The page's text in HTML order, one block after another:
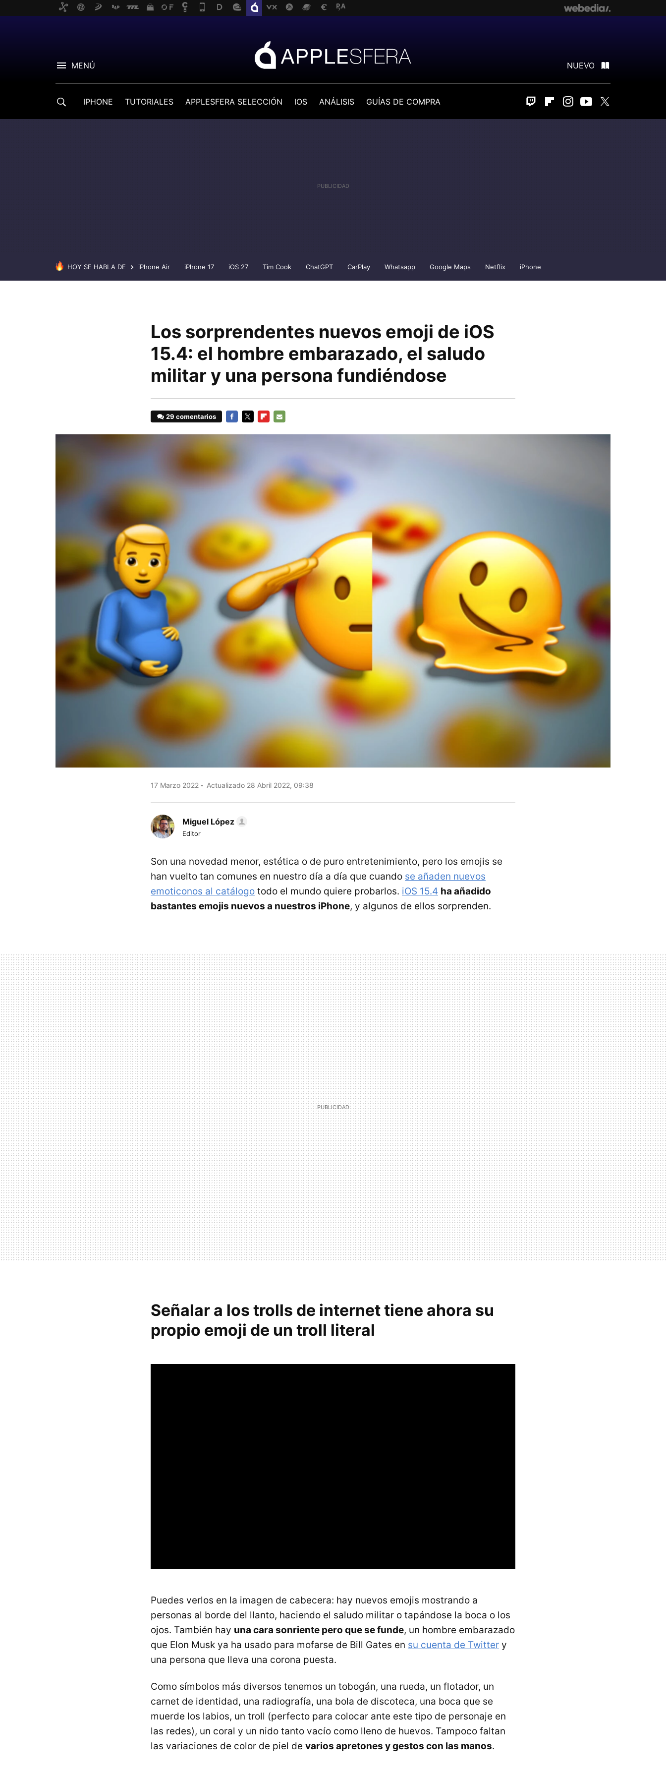
MENÚ NUEVO
IPHONE TUTORIALES APPLESFERA SELECCIÓN IOS ANÁLISIS GUÍAS DE COMPRA Twitch FlipboardInstagram
Youtube
HOY SE HABLA DE iPhone Air iPhone 17 iOS 27 Tim Cook ChatGPT CarPlay Whatsapp Google Maps Netflix iPhone
Los sorprendentes nuevos emoji de iOS
15.4: el hombre embarazado, el saludo
militar y una persona fundiéndose
29 comentarios
17 Marzo 2022 Actualizado 28 Abril 2022, 09:38
Miguel López
Editor
Son una novedad menor, estética o de puro entretenimiento, pero los emojis se
han vuelto tan comunes en nuestro día a día que cuando se añaden nuevos
emoticonos al catálogo todo el mundo quiere probarlos. iOS 15.4 ha añadido
bastantes emojis nuevos a nuestros iPhone, y algunos de ellos sorprenden.
Señalar a los trolls de internet tiene ahora su
propio emoji de un troll literal
Puedes verlos en la imagen de cabecera: hay nuevos emojis mostrando a
personas al borde del llanto, haciendo el saludo militar o tapándose la boca o los
ojos. También hay una cara sonriente pero que se funde, un hombre embarazado
que Elon Musk ya ha usado para mofarse de Bill Gates en su cuenta de Twitter y
una persona que lleva una corona puesta.
Como símbolos más diversos tenemos un tobogán, una rueda, un flotador, un
carnet de identidad, una radiografía, una bola de discoteca, una boca que se
muerde los labios, un troll (perfecto para colocar ante este tipo de personaje en
las redes), un coral y un nido tanto vacío como lleno de huevos. Tampoco faltan
las variaciones de color de piel de varios apretones y gestos con las manos.